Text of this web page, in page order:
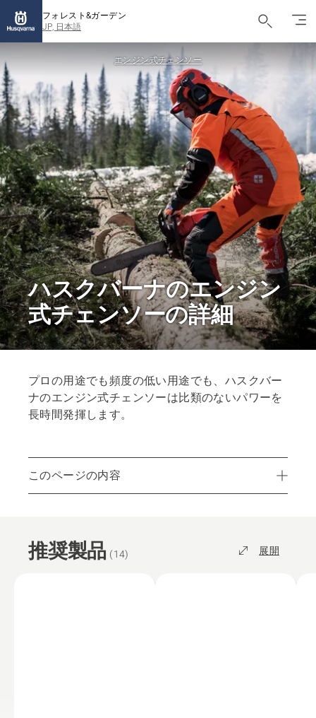
フォレスト&ガーデン
JP, 日本語
エンジン式チェンソー
ハスクバーナのエンジン
式チェンソーの詳細
プロの用途でも頻度の低い用途でも、ハスクバー
ナのエンジン式チェンソーは比類のないパワーを
長時間発揮します。
このページの内容
推奨製品
最寄りの販売店を検索
推奨製品 (14) 展開